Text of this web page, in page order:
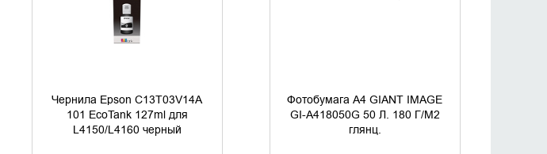
Чернила Epson C13T03V14A
101 EcoTank 127ml для
L4150/L4160 черный
КУПИТЬ В 1 КЛИК
Фотобумага А4 GIANT IMAGE
GI-A418050G 50 Л. 180 Г/М2
глянц.